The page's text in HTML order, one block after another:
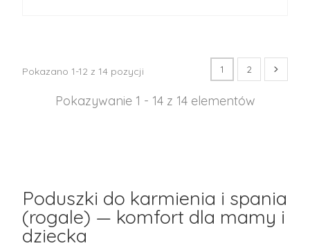
Pokazano 1-12 z 14 pozycji 1 2
Pokazywanie 1 - 14 z 14 elementów
Poduszki do karmienia i spania
(rogale) — komfort dla mamy i
dziecka